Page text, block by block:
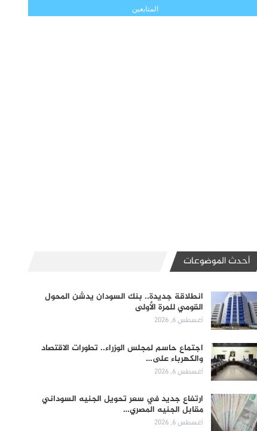
المتابعين
أحدث الموضوعات
انطلاقة جديدة.. بنك السودان يدشن المحول
القومي للمرة الأولى
أغسطس 6, 2026
اجتماع حاسم لمجلس الوزراء.. تطورات الاقتصاد
والكهرباء على…
أغسطس 6, 2026
ارتفاع جديد في سعر تحويل الجنيه السوداني
مقابل الجنيه المصري…
أغسطس 6, 2026